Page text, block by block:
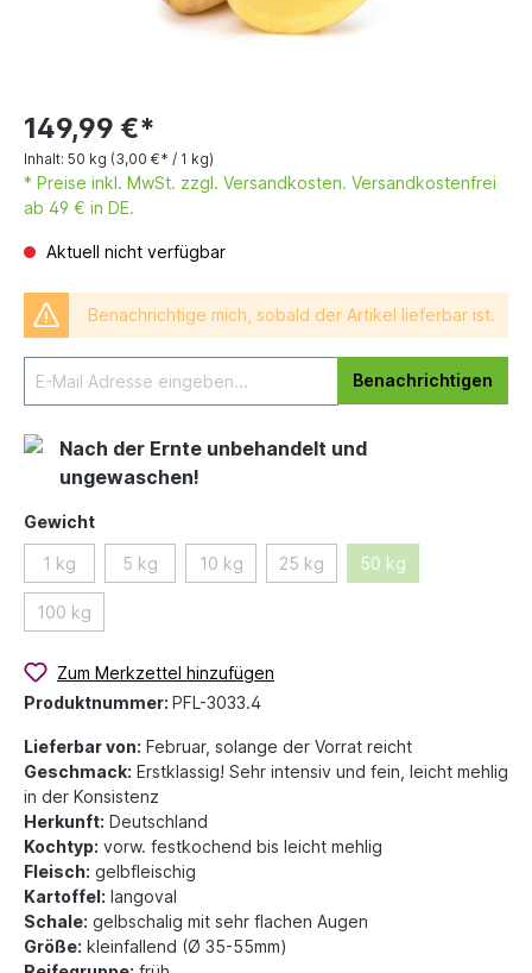
149,99 €*
Inhalt: 50 kg (3,00 €* / 1 kg)
* Preise inkl. MwSt. zzgl. Versandkosten. Versandkostenfrei
ab 49 € in DE.
Aktuell nicht verfügbar
Benachrichtige mich, sobald der Artikel lieferbar ist.
Benachrichtigen
Nach der Ernte unbehandelt und
ungewaschen!
Gewicht
1 kg 5 kg 10 kg 25 kg 50 kg
100 kg
Zum Merkzettel hinzufügen
Produktnummer: PFL-3033.4
Lieferbar von: Februar, solange der Vorrat reicht
Geschmack: Erstklassig! Sehr intensiv und fein, leicht mehlig
in der Konsistenz
Herkunft: Deutschland
Kochtyp: vorw. festkochend bis leicht mehlig
Fleisch: gelbfleischig
Kartoffel: langoval
Schale: gelbschalig mit sehr flachen Augen
Größe: kleinfallend (Ø 35-55mm)